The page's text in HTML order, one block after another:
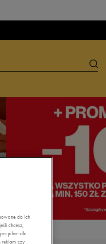
BUTY DLA CHŁOPCA
do ich
chcesz,
dla
reklam czy